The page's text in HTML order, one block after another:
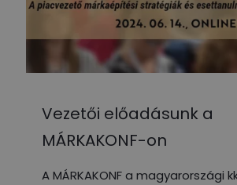
Vezetői előadásunk a
MÁRKAKONF-on
A MÁRKAKONF a magyarországi